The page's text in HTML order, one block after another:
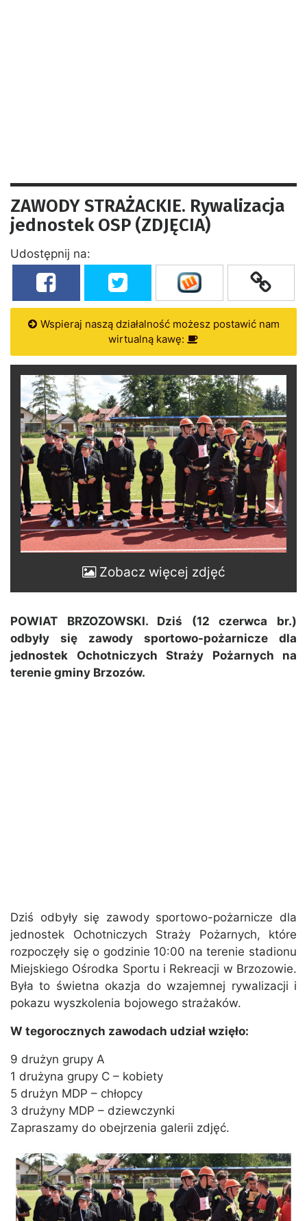
ZAWODY STRAŻACKIE. Rywalizacja
jednostek OSP (ZDJĘCIA)
Udostępnij na:
Wspieraj naszą działalność możesz postawić nam
wirtualną kawę:
Zobacz więcej zdjęć
POWIAT BRZOZOWSKI. Dziś (12 czerwca br.)
odbyły się zawody sportowo-pożarnicze dla
jednostek Ochotniczych Straży Pożarnych na
terenie gminy Brzozów.
Dziś odbyły się zawody sportowo-pożarnicze dla
jednostek Ochotniczych Straży Pożarnych, które
rozpoczęły się o godzinie 10:00 na terenie stadionu
Miejskiego Ośrodka Sportu i Rekreacji w Brzozowie.
Była to świetna okazja do wzajemnej rywalizacji i
pokazu wyszkolenia bojowego strażaków.
W tegorocznych zawodach udział wzięło:
9 drużyn grupy A
1 drużyna grupy C – kobiety
5 drużyn MDP – chłopcy
3 drużyny MDP – dziewczynki
Zapraszamy do obejrzenia galerii zdjęć.